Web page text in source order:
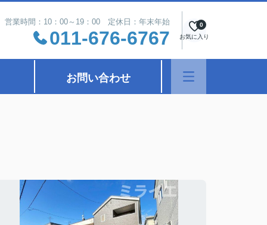
営業時間：10：00～19：00 定休日：年末年始
011-676-6767 お気に入り
0
お問い合わせ